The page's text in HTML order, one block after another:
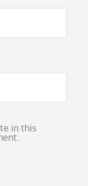
in this